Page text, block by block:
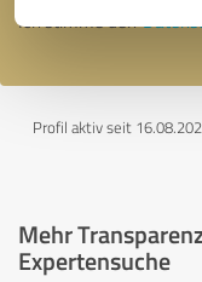
Ich stimme den
Profil aktiv seit
Mehr
Expertensuche